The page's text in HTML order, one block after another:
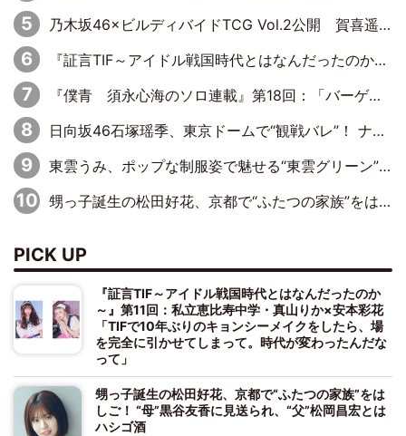
乃木坂46×ビルディバイドTCG Vol.2公開 賀喜遥香＆田村真佑が『京まふ』ステージに登壇
『証言TIF～アイドル戦国時代とはなんだったのか～』第11回：私立恵比寿中学・真山りか×安本彩花「TIFで10年ぶりのキョンシーメイクをしたら、場を完全に引かせてしまって。時代が変わったんだなって」
『僕青 須永心海のソロ連載』第18回：「バーゲンセールハンターみうな inしまむら」編
日向坂46石塚瑶季、東京ドームで“観戦バレ”！ ナイツ・塙も認めた「巨人に詳しすぎるアイドル」は元VENUSスクール生で杉内コーチ推し⁉
東雲うみ、ポップな制服姿で魅せる“東雲グリーン”の正体
甥っ子誕生の松田好花、京都で“ふたつの家族”をはしご！ “母”黒谷友香に見送られ、“父”松岡昌宏とはハシゴ酒
PICK UP
『証言TIF～アイドル戦国時代とはなんだったのか
～』第11回：私立恵比寿中学・真山りか×安本彩花
「TIFで10年ぶりのキョンシーメイクをしたら、場
を完全に引かせてしまって。時代が変わったんだな
って」
甥っ子誕生の松田好花、京都で“ふたつの家族”をは
しご！ “母”黒谷友香に見送られ、“父”松岡昌宏とは
ハシゴ酒